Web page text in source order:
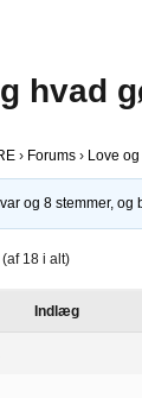
hvad
› Forums › Love
og 8 stemmer,
18 i alt)
Indlæg